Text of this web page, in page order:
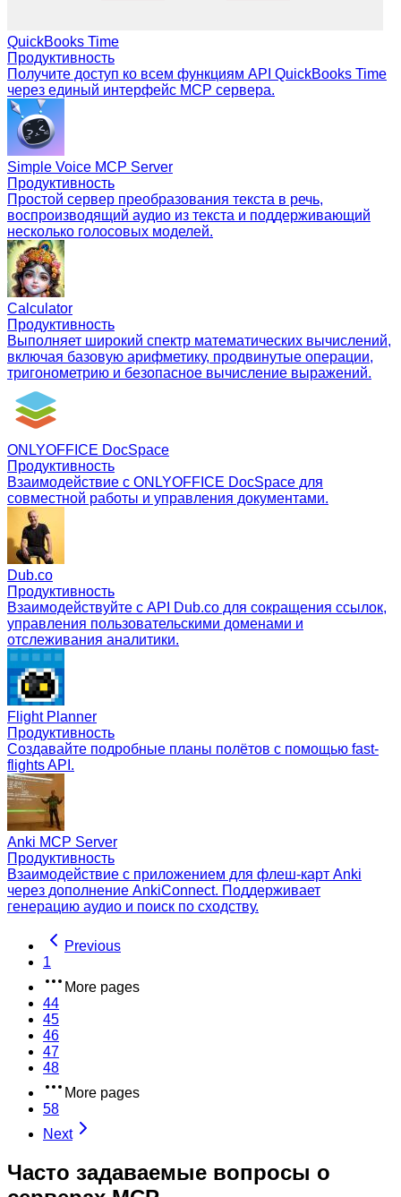
QuickBooks Time
Продуктивность
Получите доступ ко всем функциям API QuickBooks Time
через единый интерфейс MCP сервера.
Simple Voice MCP Server
Продуктивность
Простой сервер преобразования текста в речь,
воспроизводящий аудио из текста и поддерживающий
несколько голосовых моделей.
Calculator
Продуктивность
Выполняет широкий спектр математических вычислений,
включая базовую арифметику, продвинутые операции,
тригонометрию и безопасное вычисление выражений.
ONLYOFFICE DocSpace
Продуктивность
Взаимодействие с ONLYOFFICE DocSpace для
совместной работы и управления документами.
Dub.co
Продуктивность
Взаимодействуйте с API Dub.co для сокращения ссылок,
управления пользовательскими доменами и
отслеживания аналитики.
Flight Planner
Продуктивность
Создавайте подробные планы полётов с помощью fast-
flights API.
Anki MCP Server
Продуктивность
Взаимодействие с приложением для флеш-карт Anki
через дополнение AnkiConnect. Поддерживает
генерацию аудио и поиск по сходству.
Previous
1
More pages
44
45
46
47
48
More pages
58
Next
Часто задаваемые вопросы о